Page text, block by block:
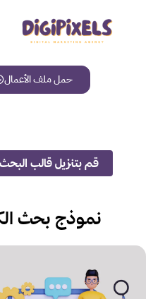
حمل ملف الأعمال
قم بتنزيل قالب
نموذج بحث